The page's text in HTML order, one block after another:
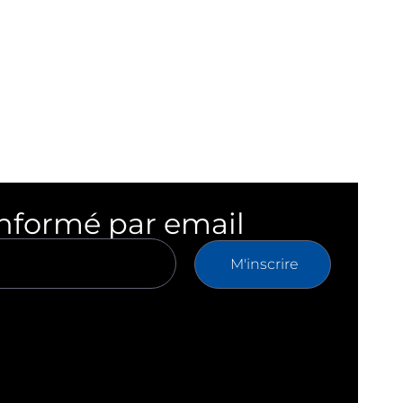
par email
M'inscrire